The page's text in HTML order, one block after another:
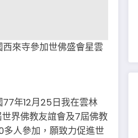
來寺參加世佛盛會星雲
年12月25日我在雲林
界佛教友誼會及7屆佛教
人參加，願致力促進世